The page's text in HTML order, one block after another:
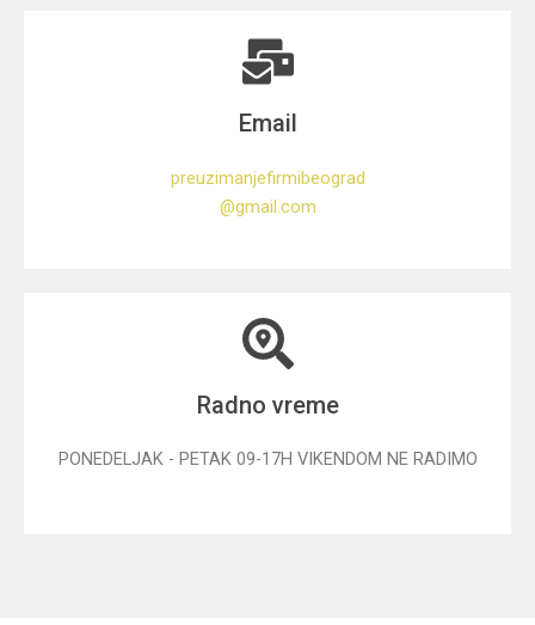
Email
preuzimanjefirmibeograd
@gmail.com
Radno vreme
PONEDELJAK - PETAK 09-17H VIKENDOM NE RADIMO